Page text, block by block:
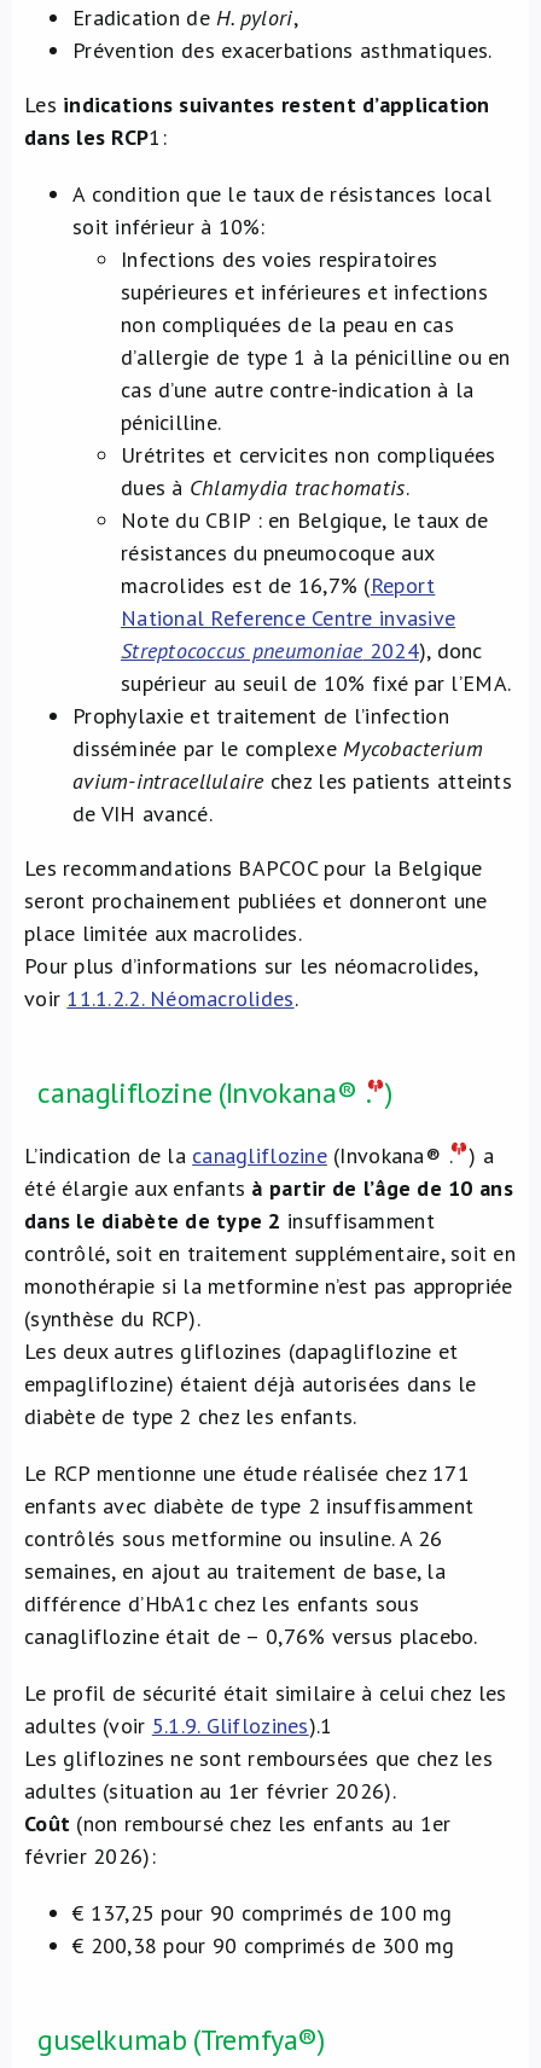
Eradication de H. pylori,
Prévention des exacerbations asthmatiques.
Les indications suivantes restent d’application
dans les RCP1 :
A condition que le taux de résistances local
soit inférieur à 10%:
Infections des voies respiratoires
supérieures et inférieures et infections
non compliquées de la peau en cas
d’allergie de type 1 à la pénicilline ou en
cas d’une autre contre-indication à la
pénicilline.
Urétrites et cervicites non compliquées
dues à Chlamydia trachomatis.
Note du CBIP : en Belgique, le taux de
résistances du pneumocoque aux
macrolides est de 16,7% (Report
National Reference Centre invasive
Streptococcus pneumoniae2024), donc
supérieur au seuil de 10% fixé par l’EMA.
Prophylaxie et traitement de l’infection
disséminée par le complexe Mycobacterium
avium-intracellulairechez les patients atteints
de VIH avancé.
Les recommandations BAPCOC pour la Belgique
seront prochainement publiées et donneront une
place limitée aux macrolides.
Pour plus d’informations sur les néomacrolides,
voir 11.1.2.2. Néomacrolides.
canagliflozine (Invokana® . )
L’indication de la canagliflozine(Invokana® . ) a
été élargie aux enfants à partir de l’âge de 10 ans
dans le diabète de type 2 insuffisamment
contrôlé, soit en traitement supplémentaire, soit en
monothérapie si la metformine n’est pas appropriée
(synthèse du RCP).
Les deux autres gliflozines (dapagliflozine et
empagliflozine) étaient déjà autorisées dans le
diabète de type 2 chez les enfants.
Le RCP mentionne une étude réalisée chez 171
enfants avec diabète de type 2 insuffisamment
contrôlés sous metformine ou insuline. A 26
semaines, en ajout au traitement de base, la
différence d’HbA1c chez les enfants sous
canagliflozine était de – 0,76% versus placebo.
Le profil de sécurité était similaire à celui chez les
adultes (voir 5.1.9. Gliflozines).1
Les gliflozines ne sont remboursées que chez les
adultes (situation au 1er février 2026).
Coût (non remboursé chez les enfants au 1er
février 2026):
€ 137,25 pour 90 comprimés de 100 mg
€ 200,38 pour 90 comprimés de 300 mg
guselkumab (Tremfya®)